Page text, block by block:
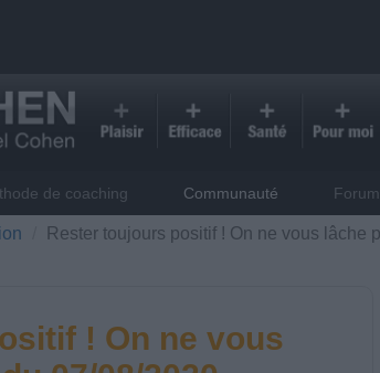
de coaching Communauté Forum
Rester toujours positif ! On ne vous lâche
! On ne vous